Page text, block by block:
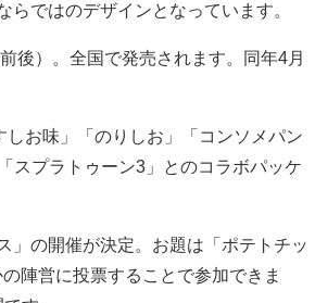
ではのデザインとなっています。
後）。全国で発売されます。同年4月
お味」「のりしお」「コンソメパン
スプラトゥーン3」とのコラボパッケ
の開催が決定。お題は「ポテトチッ
陣営に投票することで参加できま